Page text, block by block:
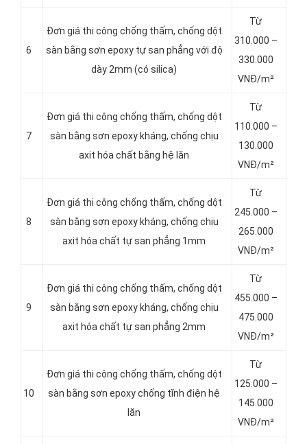
6
Đơn giá thi công chống thấm, chống dột
sàn bằng sơn epoxy tự san phẳng với độ
dày 2mm (có silica)
Từ
310.000 –
330.000
VNĐ/m²
7
Đơn giá thi công chống thấm, chống dột
sàn bằng sơn epoxy kháng, chống chịu
axit hóa chất bằng hệ lăn
Từ
110.000 –
130.000
VNĐ/m²
8
Đơn giá thi công chống thấm, chống dột
sàn bằng sơn epoxy kháng, chống chịu
axit hóa chất tự san phẳng 1mm
Từ
245.000 –
265.000
VNĐ/m²
9
Đơn giá thi công chống thấm, chống dột
sàn bằng sơn epoxy kháng, chống chịu
axit hóa chất tự san phẳng 2mm
Từ
455.000 –
475.000
VNĐ/m²
10
Đơn giá thi công chống thấm, chống dột
sàn bằng sơn epoxy chống tĩnh điện hệ
lăn
Từ
125.000 –
145.000
VNĐ/m²